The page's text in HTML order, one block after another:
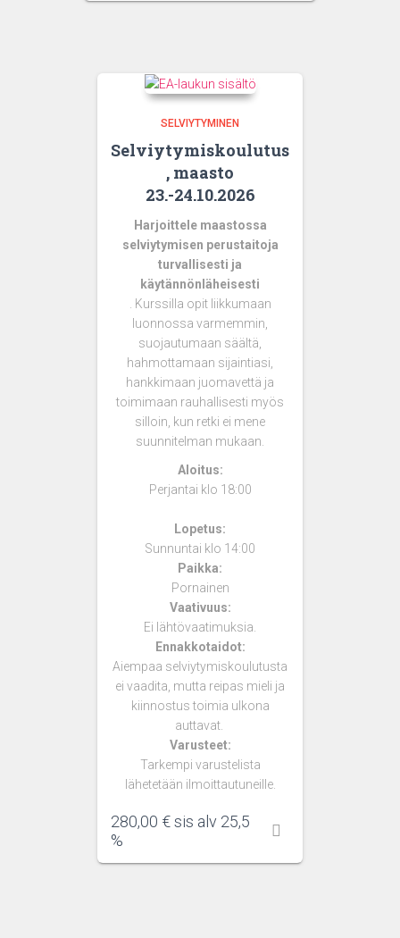
SELVIYTYMINEN
Selviytymiskoulutus
, maasto
23.-24.10.2026
Harjoittele maastossa
selviytymisen perustaitoja
turvallisesti ja
käytännönläheisesti
. Kurssilla opit liikkumaan
luonnossa varmemmin,
suojautumaan säältä,
hahmottamaan sijaintiasi,
hankkimaan juomavettä ja
toimimaan rauhallisesti myös
silloin, kun retki ei mene
suunnitelman mukaan.
Aloitus:
Perjantai klo 18:00
Lopetus:
Sunnuntai klo 14:00
Paikka:
Pornainen
Vaativuus:
Ei lähtövaatimuksia.
Ennakkotaidot:
Aiempaa selviytymiskoulutusta
ei vaadita, mutta reipas mieli ja
kiinnostus toimia ulkona
auttavat.
Varusteet:
Tarkempi varustelista
lähetetään ilmoittautuneille.
280,00 €sis alv 25,5
%